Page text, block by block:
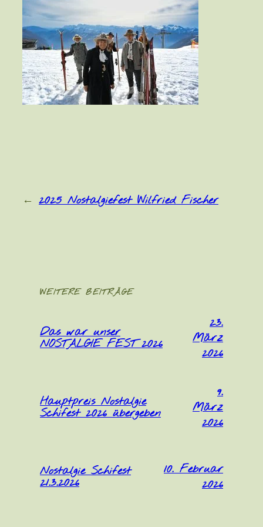
← 2025 Nostalgiefest Wilfried Fischer
WEITERE BEITRÄGE
Das war unser
NOSTALGIE FEST 2026
23.
März
2026
Hauptpreis Nostalgie
Schifest 2026 übergeben
9.
März
2026
Nostalgie Schifest
21.3.2026
10. Februar
2026